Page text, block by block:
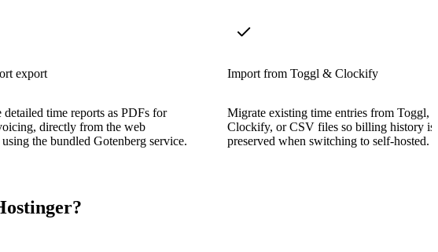
export
detailed time reports as PDFs for
directly from the web
the bundled Gotenberg service.
Import from Toggl & Clockify
Migrate existing time entries from Toggl,
Clockify, or CSV files so billing history is
preserved when switching to self-hosted.